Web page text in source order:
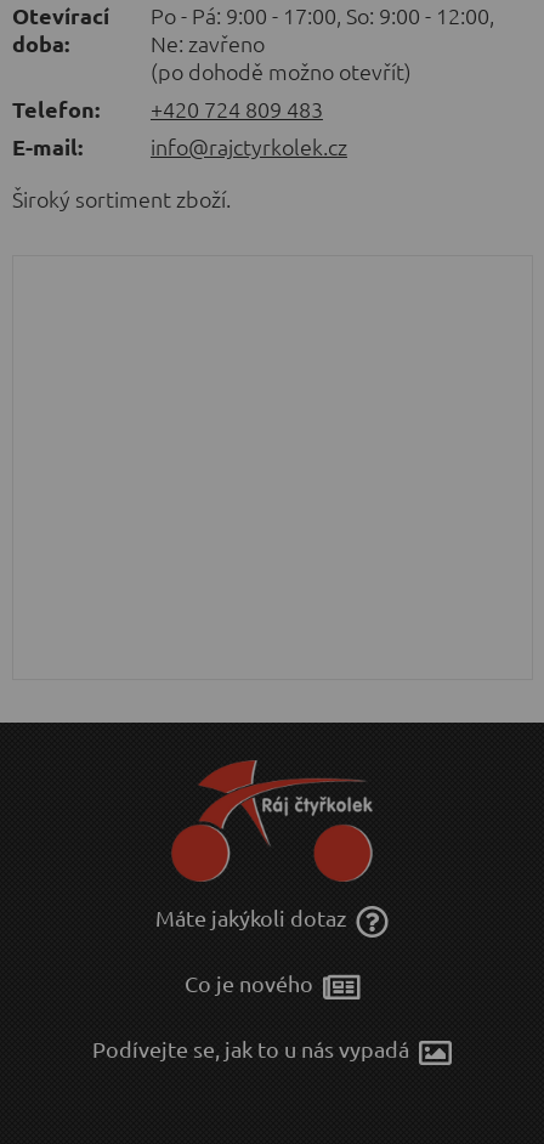
Otevírací
doba:
Po - Pá: 9:00 - 17:00, So: 9:00 - 12:00,
Ne: zavřeno
(po dohodě možno otevřít)
Telefon:
+420 724 809 483
E-mail:
info@rajctyrkolek.cz
Široký sortiment zboží.
Máte jakýkoli dotaz
Co je nového
Podívejte se, jak to u nás vypadá